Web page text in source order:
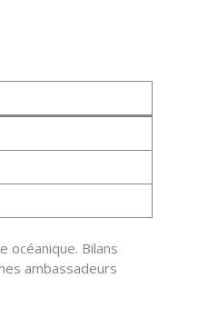
océanique. Bilans
ambassadeurs